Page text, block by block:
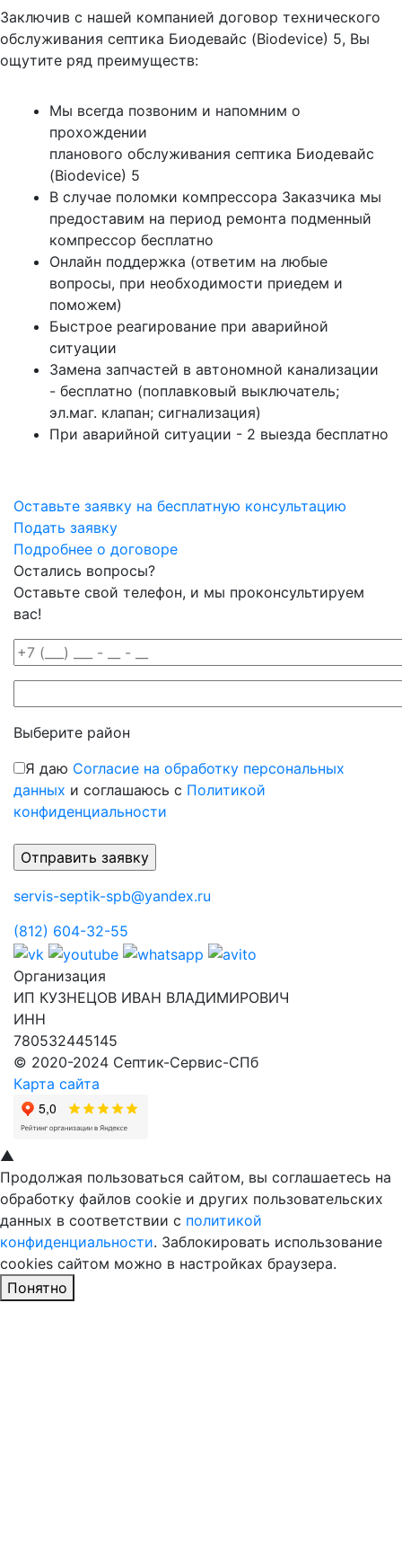
Заключив с нашей компанией договор технического
обслуживания септика Биодевайс (Biodevice) 5, Вы
ощутите ряд преимуществ:
Мы всегда позвоним и напомним о
прохождении
планового обслуживания септика Биодевайс
(Biodevice) 5
В случае поломки компрессора Заказчика мы
предоставим на период ремонта подменный
компрессор бесплатно
Онлайн поддержка (ответим на любые
вопросы, при необходимости приедем и
поможем)
Быстрое реагирование при аварийной
ситуации
Замена запчастей в автономной канализации
- бесплатно (поплавковый выключатель;
эл.маг. клапан; сигнализация)
При аварийной ситуации - 2 выезда бесплатно
Оставьте заявку на бесплатную консультацию
Подать заявку
Подробнее о договоре
Остались вопросы?
Оставьте свой телефон, и мы проконсультируем
вас!
Выберите район
Я даю Согласие на обработку персональных
данных и соглашаюсь с Политикой
конфиденциальности
servis-septik-spb@yandex.ru
(812) 604-32-55
Организация
ИП КУЗНЕЦОВ ИВАН ВЛАДИМИРОВИЧ
ИНН
780532445145
© 2020-2024 Септик-Сервис-СПб
Карта сайта
▲
Продолжая пользоваться сайтом, вы соглашаетесь на
обработку файлов cookie и других пользовательских
данных в соответствии с политикой
конфиденциальности. Заблокировать использование
cookies сайтом можно в настройках браузера.
Понятно